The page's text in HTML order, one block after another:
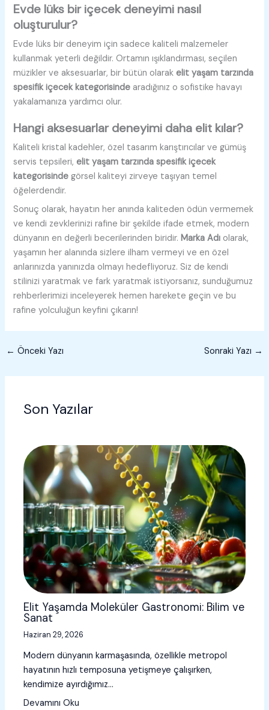
Evde lüks bir içecek deneyimi nasıl
oluşturulur?
Evde lüks bir deneyim için sadece kaliteli malzemeler
kullanmak yeterli değildir. Ortamın ışıklandırması, seçilen
müzikler ve aksesuarlar, bir bütün olarakelit yaşam tarzında
spesifik içecek kategorisinde aradığınız o sofistike havayı
yakalamanıza yardımcı olur.
Hangi aksesuarlar deneyimi daha elit kılar?
Kaliteli kristal kadehler, özel tasarım karıştırıcılar ve gümüş
servis tepsileri,elit yaşam tarzında spesifik içecek
kategorisinde görsel kaliteyi zirveye taşıyan temel
öğelerdendir.
Sonuç olarak, hayatın her anında kaliteden ödün vermemek
ve kendi zevklerinizi rafine bir şekilde ifade etmek, modern
dünyanın en değerli becerilerinden biridir.Marka Adı olarak,
yaşamın her alanında sizlere ilham vermeyi ve en özel
anlarınızda yanınızda olmayı hedefliyoruz. Siz de kendi
stilinizi yaratmak ve fark yaratmak istiyorsanız, sunduğumuz
rehberlerimizi inceleyerek hemen harekete geçin ve bu
rafine yolculuğun keyfini çıkarın!
← Önceki Yazı Sonraki Yazı →
Son Yazılar
Elit Yaşamda Moleküler Gastronomi: Bilim ve
Sanat
Haziran 29, 2026
Modern dünyanın karmaşasında, özellikle metropol
hayatının hızlı temposuna yetişmeye çalışırken,
kendimize ayırdığımız…
Devamını Oku